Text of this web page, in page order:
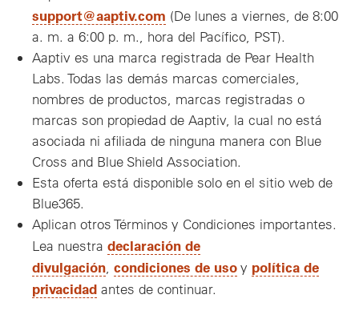
support@aaptiv.com (De lunes a viernes, de 8:00
a. m. a 6:00 p. m., hora del Pacífico, PST).
Aaptiv es una marca registrada de Pear Health
Labs. Todas las demás marcas comerciales,
nombres de productos, marcas registradas o
marcas son propiedad de Aaptiv, la cual no está
asociada ni afiliada de ninguna manera con Blue
Cross and Blue Shield Association.
Esta oferta está disponible solo en el sitio web de
Blue365.
Aplican otros Términos y Condiciones importantes.
Lea nuestra declaración de
divulgación condiciones de usoy política de
privacidad antes de continuar.